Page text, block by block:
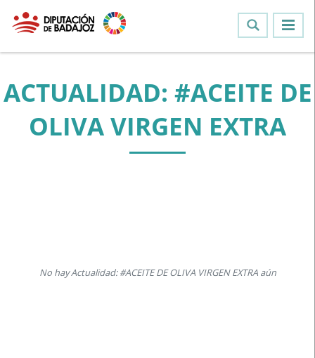
ACTUALIDAD: #ACEITE DE
OLIVA VIRGEN EXTRA
No hay Actualidad: #ACEITE DE OLIVA VIRGEN EXTRA aún